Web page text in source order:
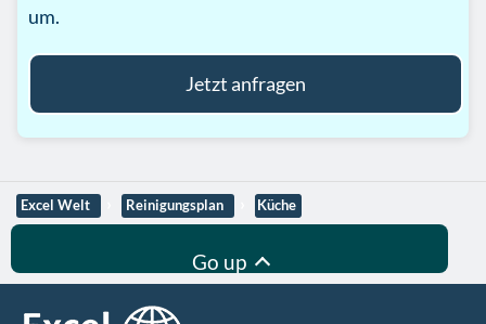
um.
Jetzt anfragen
Excel Welt Reinigungsplan Küche
Go up